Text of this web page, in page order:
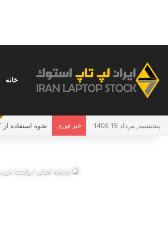
خانه
پنجشنبه, مرداد 15 1405 خبر فوری نحوه استفاده از ChatGPT در ایران؛ راهنمای کامل و بدون دردسر
صفحه اصلی / راهنما خرید